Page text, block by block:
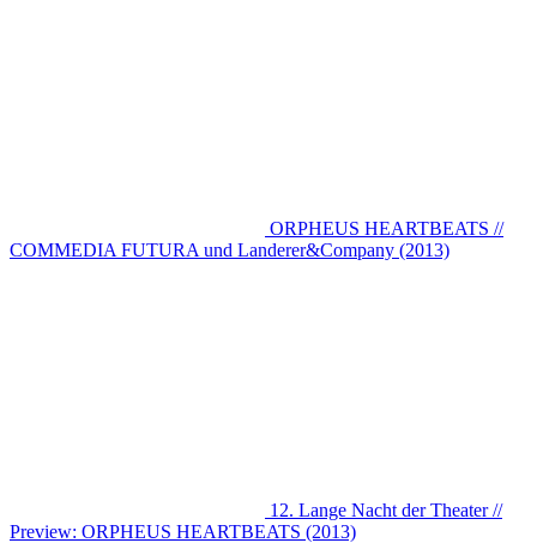
ORPHEUS HEARTBEATS //
COMMEDIA FUTURA und Landerer&Company (2013)
12. Lange Nacht der Theater //
Preview: ORPHEUS HEARTBEATS (2013)